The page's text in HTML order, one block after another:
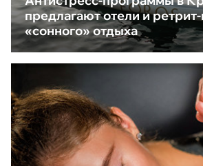
предлагают отели и
«сонного» отдыха